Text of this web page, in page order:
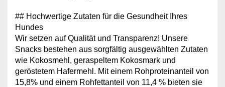
## Hochwertige Zutaten für die Gesundheit Ihres
Hundes
Wir setzen auf Qualität und Transparenz! Unsere
Snacks bestehen aus sorgfältig ausgewählten Zutaten
wie Kokosmehl, geraspeltem Kokosmark und
geröstetem Hafermehl. Mit einem Rohproteinanteil von
15,8% und einem Rohfettanteil von 11,4 % bieten sie